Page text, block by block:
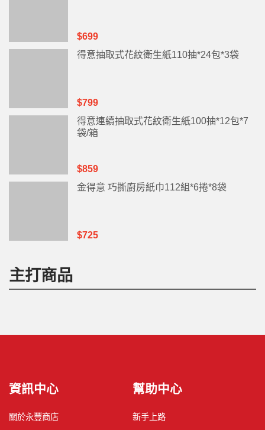
$699
得意抽取式花紋衛生紙110抽*24包*3袋
$799
得意連續抽取式花紋衛生紙100抽*12包*7
袋/箱
$859
金得意 巧撕廚房紙巾112組*6捲*8袋
$725
主打商品
資訊中心
關於永豐商店
幫助中心
新手上路